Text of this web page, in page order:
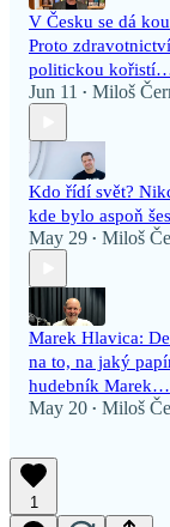
V Česku se dá
Proto
politickou
Jun 11 • Miloš
Kdo řídí svět?
kde bylo aspoň
May 29 • Miloš
Marek Hlavica:
na to, na jaký
hudebník Marek…
May 20 • Miloš
1